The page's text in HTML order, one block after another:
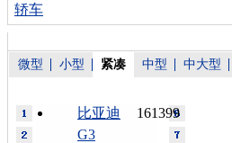
轿车
微型 小型 紧凑 中型 中大型
161399
比亚迪
G3